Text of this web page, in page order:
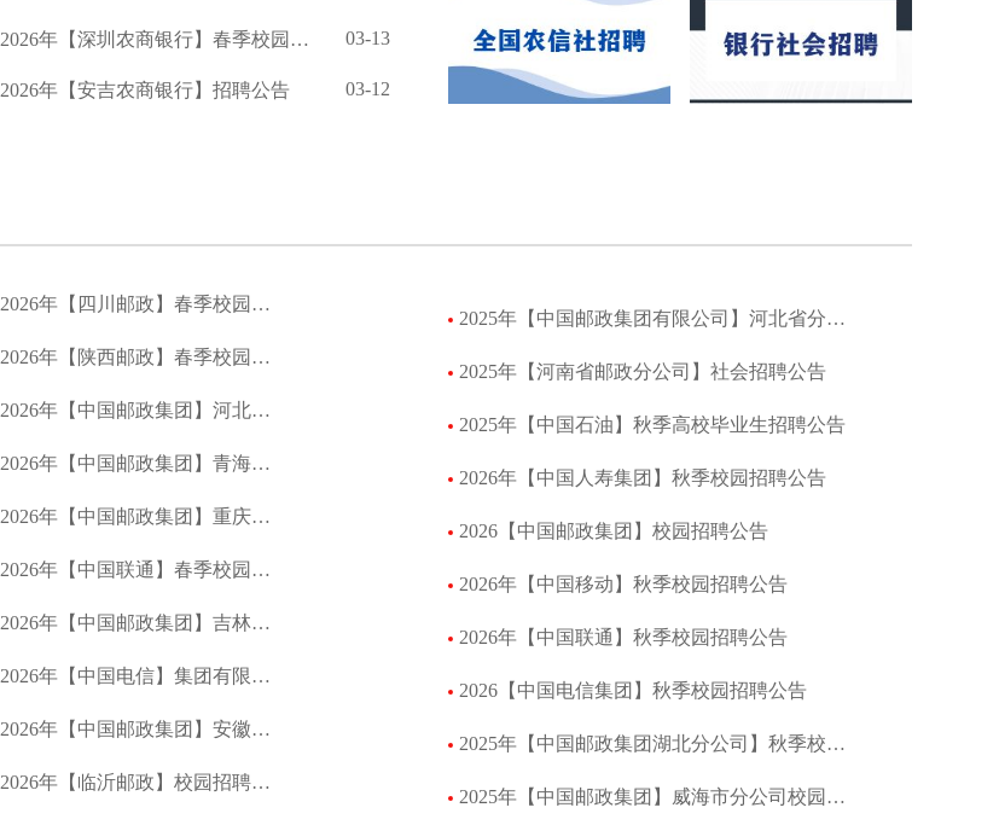
2026年【深圳农商银行】春季校园招聘公告 03-13
2026年【安吉农商银行】招聘公告 03-12
2026年【四川邮政】春季校园招聘公告
2026年【陕西邮政】春季校园招聘公告
2026年【中国邮政集团】河北分公司春季校园招聘公告
2026年【中国邮政集团】青海分公司春季校园招聘公告
2026年【中国邮政集团】重庆市分公司春季校园招聘公告
2026年【中国联通】春季校园招聘公告
2026年【中国邮政集团】吉林省分公司春季招聘公告
2026年【中国电信】集团有限公司校园招聘公告
2026年【中国邮政集团】安徽省分公司春季校园招聘公告
2026年【临沂邮政】校园招聘公告
2025年【中国邮政集团有限公司】河北省分公司社会招聘
2025年【河南省邮政分公司】社会招聘公告
2025年【中国石油】秋季高校毕业生招聘公告
2026年【中国人寿集团】秋季校园招聘公告
2026【中国邮政集团】校园招聘公告
2026年【中国移动】秋季校园招聘公告
2026年【中国联通】秋季校园招聘公告
2026【中国电信集团】秋季校园招聘公告
2025年【中国邮政集团湖北分公司】秋季校园招聘公告
2025年【中国邮政集团】威海市分公司校园招聘公告